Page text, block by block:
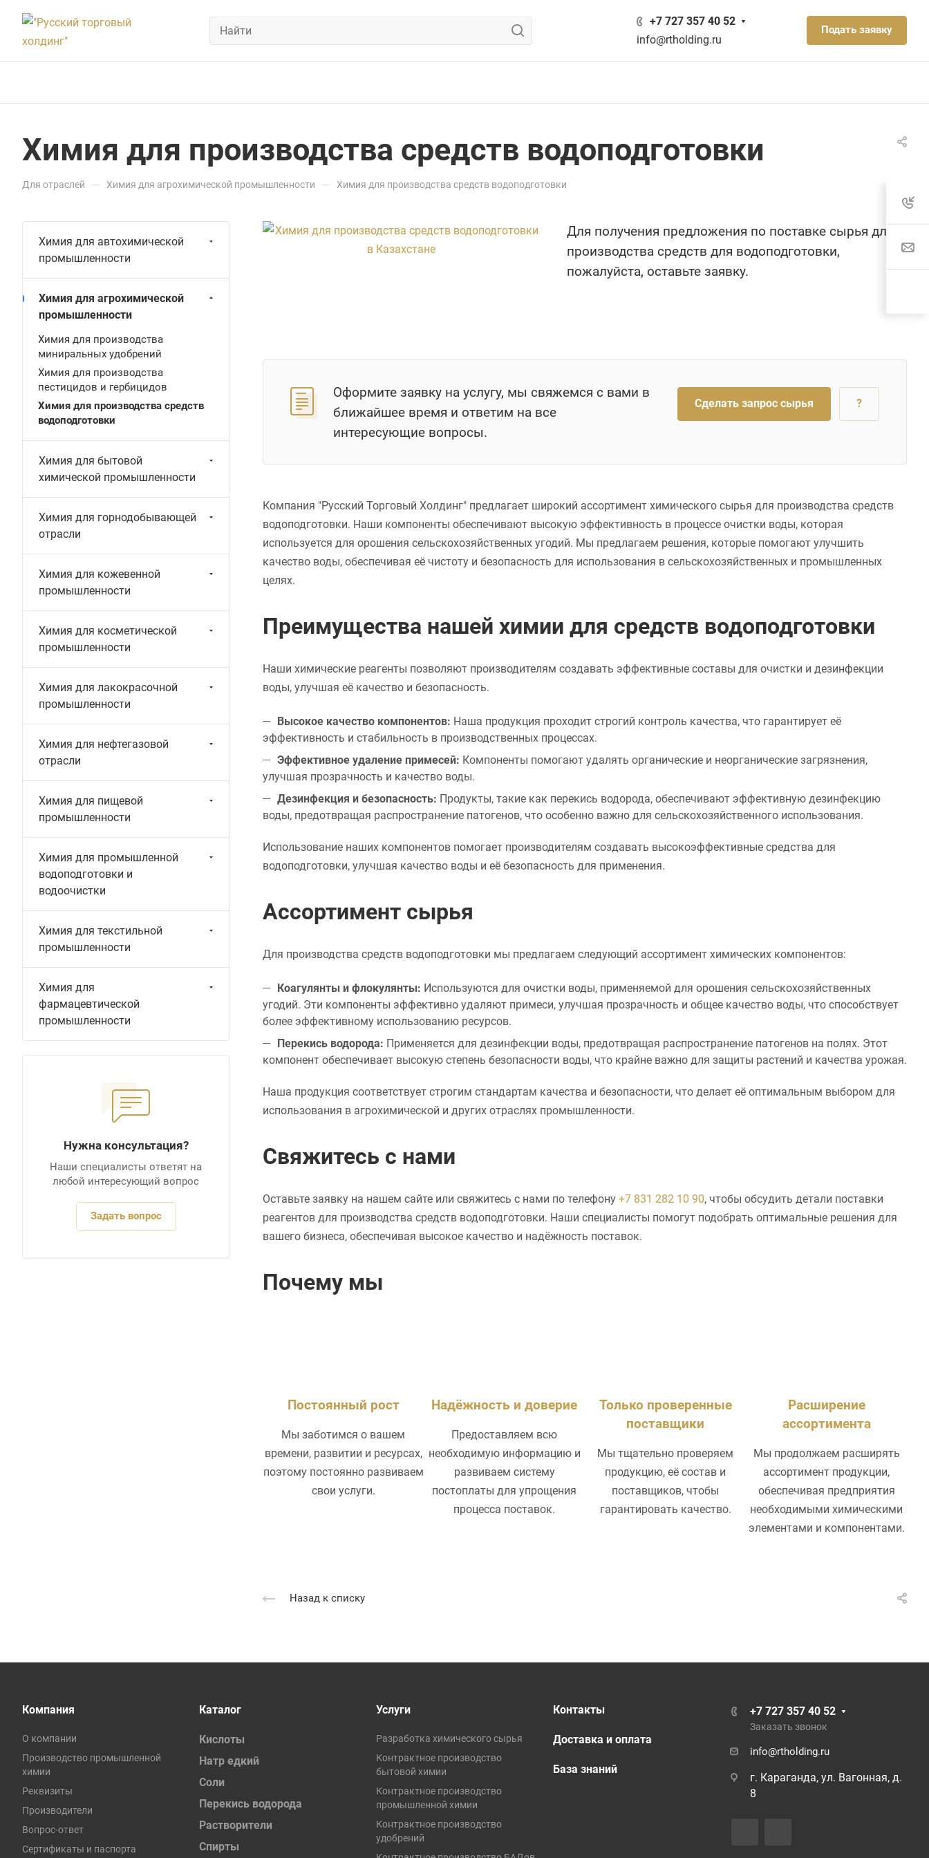
+7 727 357 40 52
info@rtholding.ru
Подать заявку
Химия для производства средств водоподготовки
Для отраслей — Химия для агрохимической промышленности — Химия для производства средств водоподготовки
Для получения предложения по поставке сырья для
производства средств для водоподготовки,
пожалуйста, оставьте заявку.
Оформите заявку на услугу, мы свяжемся с вами в
ближайшее время и ответим на все
интересующие вопросы.
Сделать запрос сырья ?
Компания "Русский Торговый Холдинг" предлагает широкий ассортимент химического сырья для производства средств
водоподготовки. Наши компоненты обеспечивают высокую эффективность в процессе очистки воды, которая
используется для орошения сельскохозяйственных угодий. Мы предлагаем решения, которые помогают улучшить
качество воды, обеспечивая её чистоту и безопасность для использования в сельскохозяйственных и промышленных
целях.
Преимущества нашей химии для средств водоподготовки
Наши химические реагенты позволяют производителям создавать эффективные составы для очистки и дезинфекции
воды, улучшая её качество и безопасность.
Высокое качество компонентов: Наша продукция проходит строгий контроль качества, что гарантирует её
эффективность и стабильность в производственных процессах.
Эффективное удаление примесей: Компоненты помогают удалять органические и неорганические загрязнения,
улучшая прозрачность и качество воды.
Дезинфекция и безопасность: Продукты, такие как перекись водорода, обеспечивают эффективную дезинфекцию
воды, предотвращая распространение патогенов, что особенно важно для сельскохозяйственного использования.
Использование наших компонентов помогает производителям создавать высокоэффективные средства для
водоподготовки, улучшая качество воды и её безопасность для применения.
Ассортимент сырья
Для производства средств водоподготовки мы предлагаем следующий ассортимент химических компонентов:
Коагулянты и флокулянты: Используются для очистки воды, применяемой для орошения сельскохозяйственных
угодий. Эти компоненты эффективно удаляют примеси, улучшая прозрачность и общее качество воды, что способствует
более эффективному использованию ресурсов.
Перекись водорода: Применяется для дезинфекции воды, предотвращая распространение патогенов на полях. Этот
компонент обеспечивает высокую степень безопасности воды, что крайне важно для защиты растений и качества урожая.
Наша продукция соответствует строгим стандартам качества и безопасности, что делает её оптимальным выбором для
использования в агрохимической и других отраслях промышленности.
Свяжитесь с нами
Оставьте заявку на нашем сайте или свяжитесь с нами по телефону +7 831 282 10 90, чтобы обсудить детали поставки
реагентов для производства средств водоподготовки. Наши специалисты помогут подобрать оптимальные решения для
вашего бизнеса, обеспечивая высокое качество и надёжность поставок.
Почему мы
Постоянный рост
Мы заботимся о вашем
времени, развитии и ресурсах,
поэтому постоянно развиваем
свои услуги.
Надёжность и доверие
Предоставляем всю
необходимую информацию и
развиваем систему
постоплаты для упрощения
процесса поставок.
Только проверенные
поставщики
Мы тщательно проверяем
продукцию, её состав и
поставщиков, чтобы
гарантировать качество.
Расширение
ассортимента
Мы продолжаем расширять
ассортимент продукции,
обеспечивая предприятия
необходимыми химическими
элементами и компонентами.
Назад к списку
Химия для автохимической
промышленности
Химия для агрохимической
промышленности
Химия для производства
миниральных удобрений
Химия для производства
пестицидов и гербицидов
Химия для производства средств
водоподготовки
Химия для бытовой
химической промышленности
Химия для горнодобывающей
отрасли
Химия для кожевенной
промышленности
Химия для косметической
промышленности
Химия для лакокрасочной
промышленности
Химия для нефтегазовой
отрасли
Химия для пищевой
промышленности
Химия для промышленной
водоподготовки и
водоочистки
Химия для текстильной
промышленности
Химия для
фармацевтической
промышленности
Нужна консультация?
Наши специалисты ответят на
любой интересующий вопрос
Задать вопрос
Компания
О компании
Производство промышленной
химии
Реквизиты
Производители
Вопрос-ответ
Сертификаты и паспорта
Каталог
Кислоты
Натр едкий
Соли
Перекись водорода
Растворители
Спирты
Услуги
Разработка химического сырья
Контрактное производство
бытовой химии
Контрактное производство
промышленной химии
Контрактное производство
удобрений
Контакты
Доставка и оплата
База знаний
+7 727 357 40 52
Заказать звонок
info@rtholding.ru
г. Караганда, ул. Вагонная, д.
8